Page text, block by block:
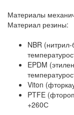
Материалы
Материал резины:
NBR
EPDM
Viton
PTFE
+260С